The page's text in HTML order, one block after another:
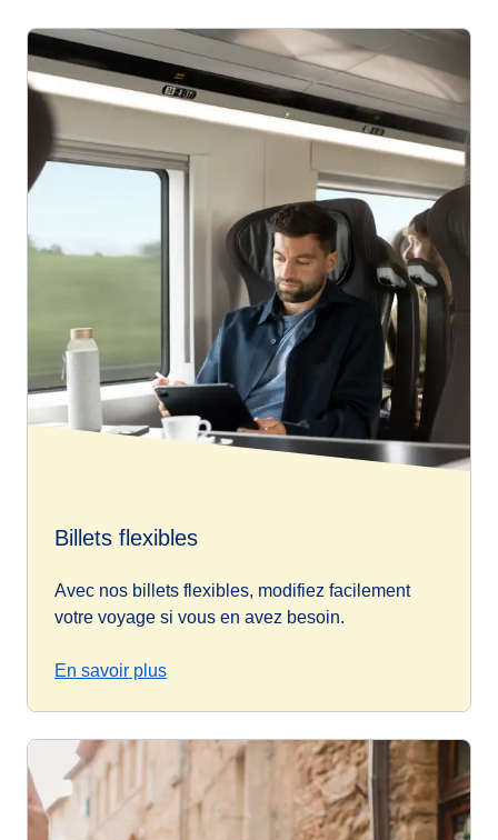
Billets flexibles
Avec nos billets flexibles, modifiez facilement
votre voyage si vous en avez besoin.
En savoir plus